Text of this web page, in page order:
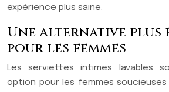
expérience plus saine.
Une alternative plus
pour les femmes
Les serviettes intimes lavables
option pour les femmes soucieuses